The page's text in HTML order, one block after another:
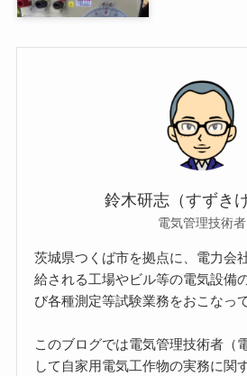
鈴木研志（すずき
電気管理技術者
茨城県つくば市を拠点に、電力会
給される工場やビル等の電気設備
び各種測定等試験業務をおこなっ
このブログでは電気管理技術者（
して自家用電気工作物の実務に関